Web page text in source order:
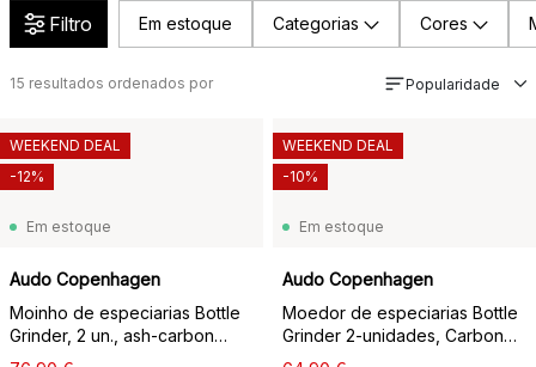
Filtro Em estoque Categorias Cores
15 resultados ordenados por Popularidade
Em estoque
Audo Copenhagen
Moinho de especiarias Bottle
Grinder, 2 un., ash-carbon
(tampa de aço)
WEEKEND DEAL
-12%
Em estoque
Audo Copenhagen
Moedor de especiarias Bottle
Grinder 2-unidades, Carbono-
madeira-cinzento
WEEKEND DEAL
-10%